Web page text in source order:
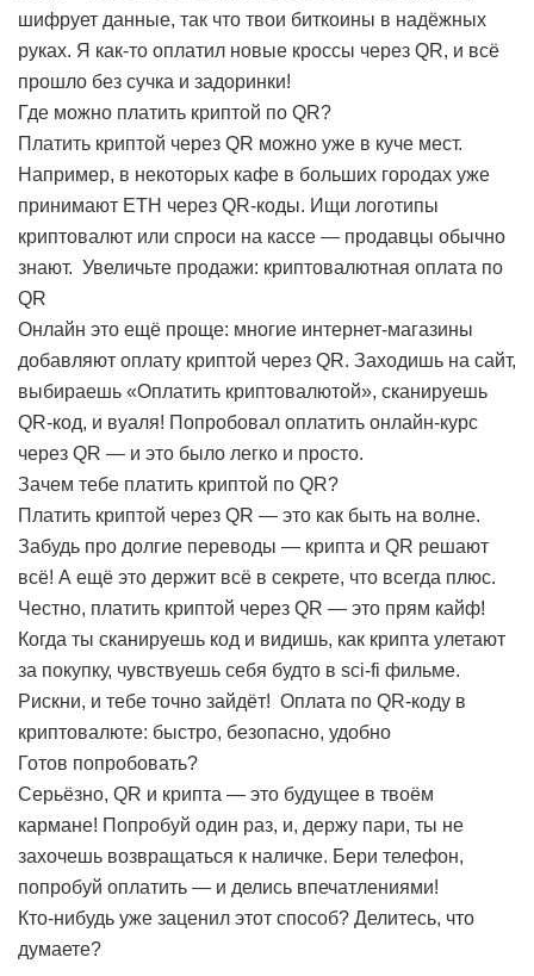
шифрует данные, так что твои биткоины в надёжных
руках. Я как-то оплатил новые кроссы через QR, и всё
прошло без сучка и задоринки!
Где можно платить криптой по QR?
Платить криптой через QR можно уже в куче мест.
Например, в некоторых кафе в больших городах уже
принимают ETH через QR-коды. Ищи логотипы
криптовалют или спроси на кассе — продавцы обычно
знают. Увеличьте продажи: криптовалютная оплата по
QR
Онлайн это ещё проще: многие интернет-магазины
добавляют оплату криптой через QR. Заходишь на сайт,
выбираешь «Оплатить криптовалютой», сканируешь
QR-код, и вуаля! Попробовал оплатить онлайн-курс
через QR — и это было легко и просто.
Зачем тебе платить криптой по QR?
Платить криптой через QR — это как быть на волне.
Забудь про долгие переводы — крипта и QR решают
всё! А ещё это держит всё в секрете, что всегда плюс.
Честно, платить криптой через QR — это прям кайф!
Когда ты сканируешь код и видишь, как крипта улетают
за покупку, чувствуешь себя будто в sci-fi фильме.
Рискни, и тебе точно зайдёт! Оплата по QR-коду в
криптовалюте: быстро, безопасно, удобно
Готов попробовать?
Серьёзно, QR и крипта — это будущее в твоём
кармане! Попробуй один раз, и, держу пари, ты не
захочешь возвращаться к наличке. Бери телефон,
попробуй оплатить — и делись впечатлениями!
Кто-нибудь уже заценил этот способ? Делитесь, что
думаете?